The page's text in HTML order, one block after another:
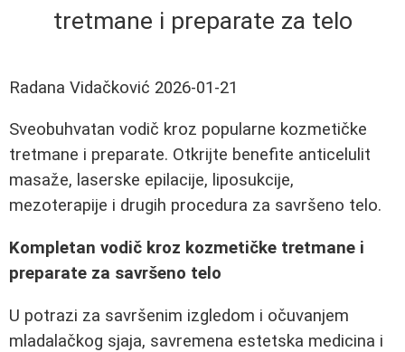
tretmane i preparate za telo
Radana Vidačković 2026-01-21
Sveobuhvatan vodič kroz popularne kozmetičke
tretmane i preparate. Otkrijte benefite anticelulit
masaže, laserske epilacije, liposukcije,
mezoterapije i drugih procedura za savršeno telo.
Kompletan vodič kroz kozmetičke tretmane i
preparate za savršeno telo
U potrazi za savršenim izgledom i očuvanjem
mladalačkog sjaja, savremena estetska medicina i